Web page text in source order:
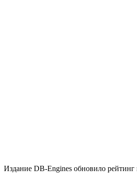
Издание DB-Engines обновило